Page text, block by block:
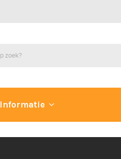
Informatie